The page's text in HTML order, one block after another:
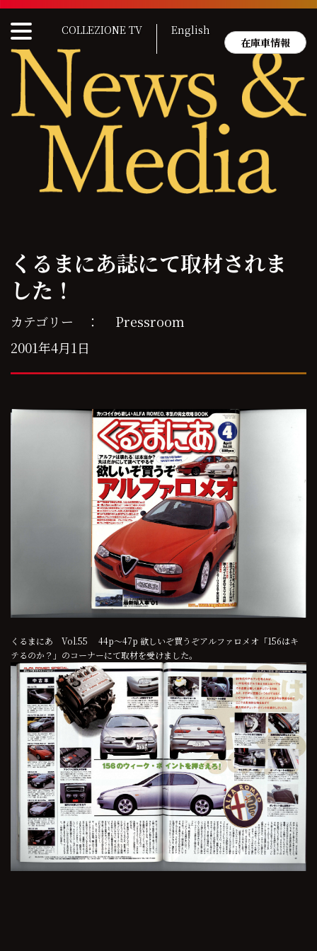
Skip
content
COLLEZIONE TV
English
在庫車情報
くるまにあ誌にて取材されま
した！
カテゴリー ： Pressroom
2001年4月1日
くるまにあ Vol.55 44p～47p 欲しいぞ買うぞアルファロメオ「156はキ
テるのか？」のコーナーにて取材を受けました。